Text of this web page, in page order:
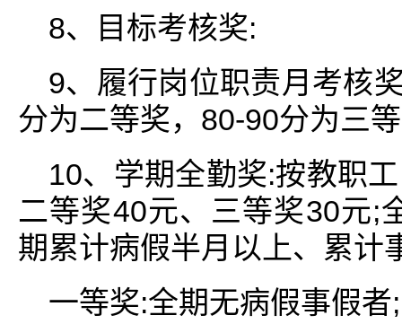
8、目标考核奖:
9、履行岗位职责月考核
分为二等奖，80-90分为三
10、学期全勤奖:按教职
二等奖40元、三等奖30元;
期累计病假半月以上、累计
一等奖:全期无病假事假者;